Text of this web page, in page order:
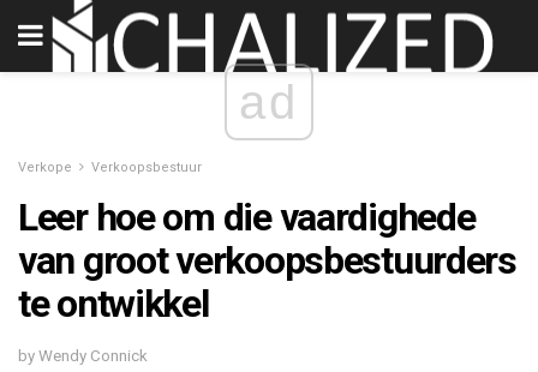
ad
Verkope Verkoopsbestuur
Leer hoe om die vaardighede
van groot verkoopsbestuurders
te ontwikkel
by Wendy Connick